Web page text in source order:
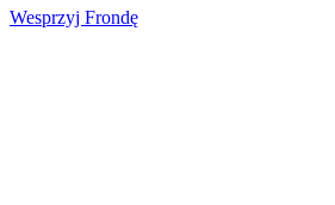
Wesprzyj Frondę